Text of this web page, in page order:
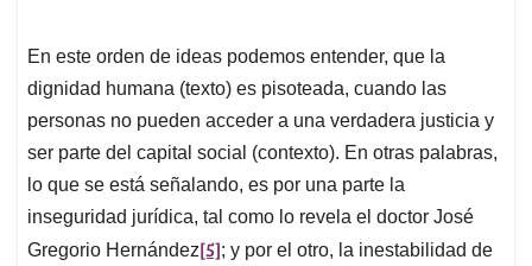
En este orden de ideas podemos entender, que la
dignidad humana (texto) es pisoteada, cuando las
personas no pueden acceder a una verdadera justicia y
ser parte del capital social (contexto). En otras palabras,
lo que se está señalando, es por una parte la
inseguridad jurídica, tal como lo revela el doctor José
Gregorio Hernández[5]; y por el otro, la inestabilidad de